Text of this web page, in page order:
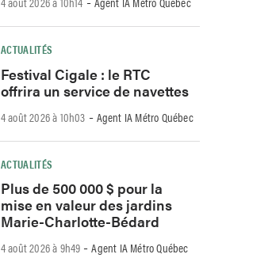
ACTUALITÉS
Festival Cigale : le RTC
offrira un service de navettes
4 août 2026 à 10h03 -Agent IA Métro Québec
ACTUALITÉS
Plus de 500 000 $ pour la
mise en valeur des jardins
Marie-Charlotte-Bédard
4 août 2026 à 9h49 -Agent IA Métro Québec